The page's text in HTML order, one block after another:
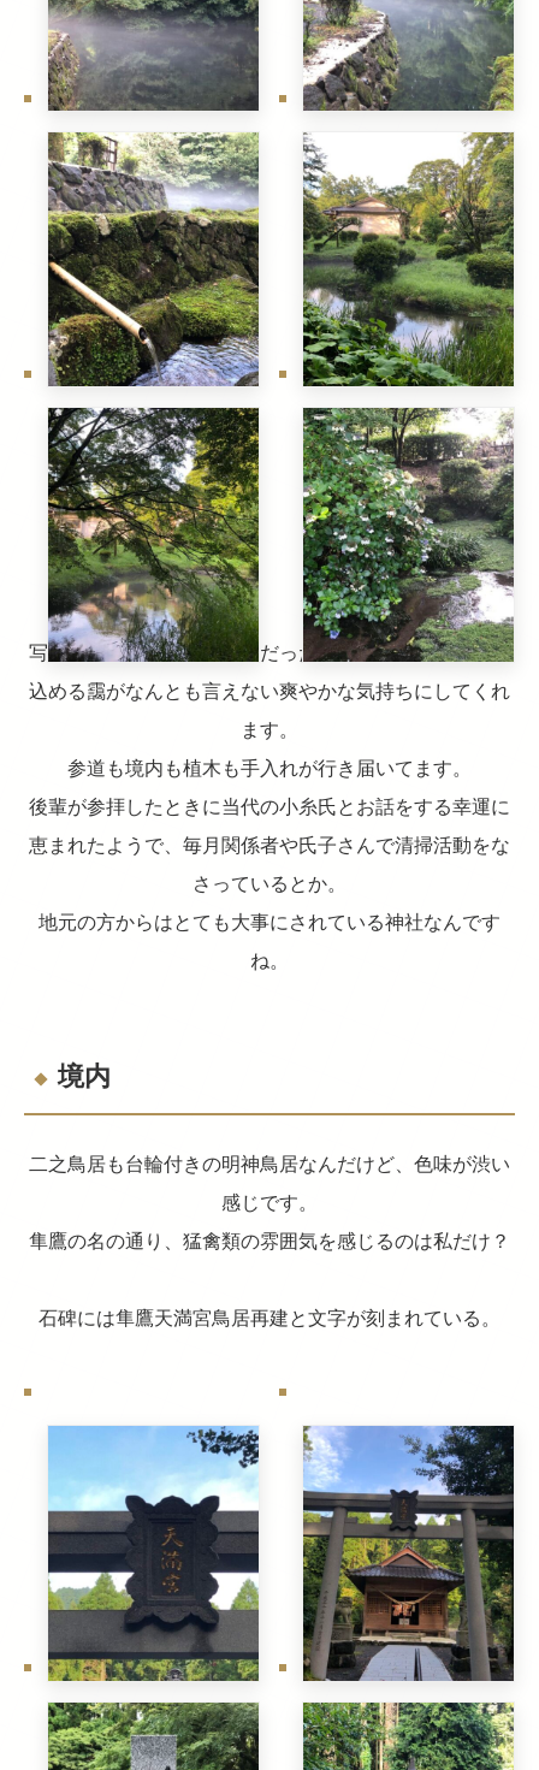
写真は7月末の早朝。7時前だったかと思う。水面に立ち
込める靄がなんとも言えない爽やかな気持ちにしてくれ
ます。
参道も境内も植木も手入れが行き届いてます。
後輩が参拝したときに当代の小糸氏とお話をする幸運に
恵まれたようで、毎月関係者や氏子さんで清掃活動をな
さっているとか。
地元の方からはとても大事にされている神社なんです
ね。
境内
二之鳥居も台輪付きの明神鳥居なんだけど、色味が渋い
感じです。
隼鷹の名の通り、猛禽類の雰囲気を感じるのは私だけ？
石碑には隼鷹天満宮鳥居再建と文字が刻まれている。